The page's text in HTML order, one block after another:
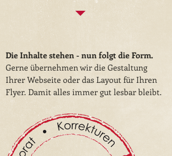
Die Inhalte stehen - nun folgt die Form.
Gerne übernehmen wir die Gestaltung
Ihrer Webseite oder das Layout für Ihren
Flyer. Damit alles immer gut lesbar bleibt.